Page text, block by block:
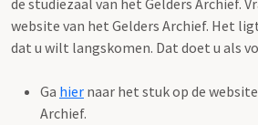
de studiezaal van het Gelders Archief.
website van het Gelders Archief. Het
dat u wilt langskomen. Dat doet u als
Ga hier naar het stuk op de
Archief.